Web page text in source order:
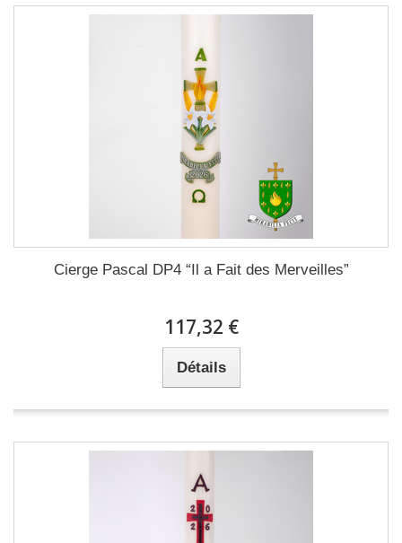
Cierge Pascal DP4 “Il a Fait des Merveilles”
117,32 €
Détails